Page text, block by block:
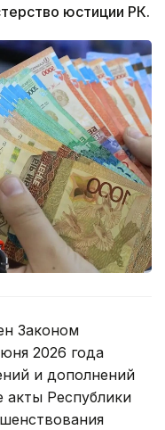
юстиции РК.
Законом
2026 года
и дополнений
акты Республики